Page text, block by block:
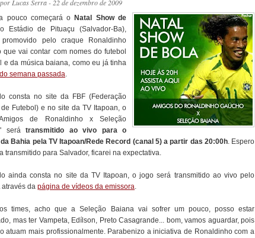
Lucas Serra- 22 de dezembro de 2009
pouco começará o Natal Show de
Estádio de Pituaçu (Salvador-Ba),
promovido pelo craque Ronaldinho
que vai contar com nomes do futebol
e da música baiana, como eu já tinha
semana passada.
consta no site da FBF (Federação
de Futebol) e no site da TV Itapoan, o
de Ronaldinho x Seleção
será transmitido ao vivo para o
Bahia pela TV Itapoan/Rede Record (canal 5) a partir das 20:00h. Espero
transmitido para Salvador, ficarei na expectativa.
ainda consta no site da TV Itapoan, o jogo será transmitido ao vivo pelo
através da página de vídeos da emissora.
times, acho que a Seleção Baiana vai sofrer um pouco, posso estar
mas ter Vampeta, Edílson, Preto Casagrande... bom, vamos aguardar, pois
atuam mais profissionalmente. Parabenizo a iniciativa de Ronaldinho com a